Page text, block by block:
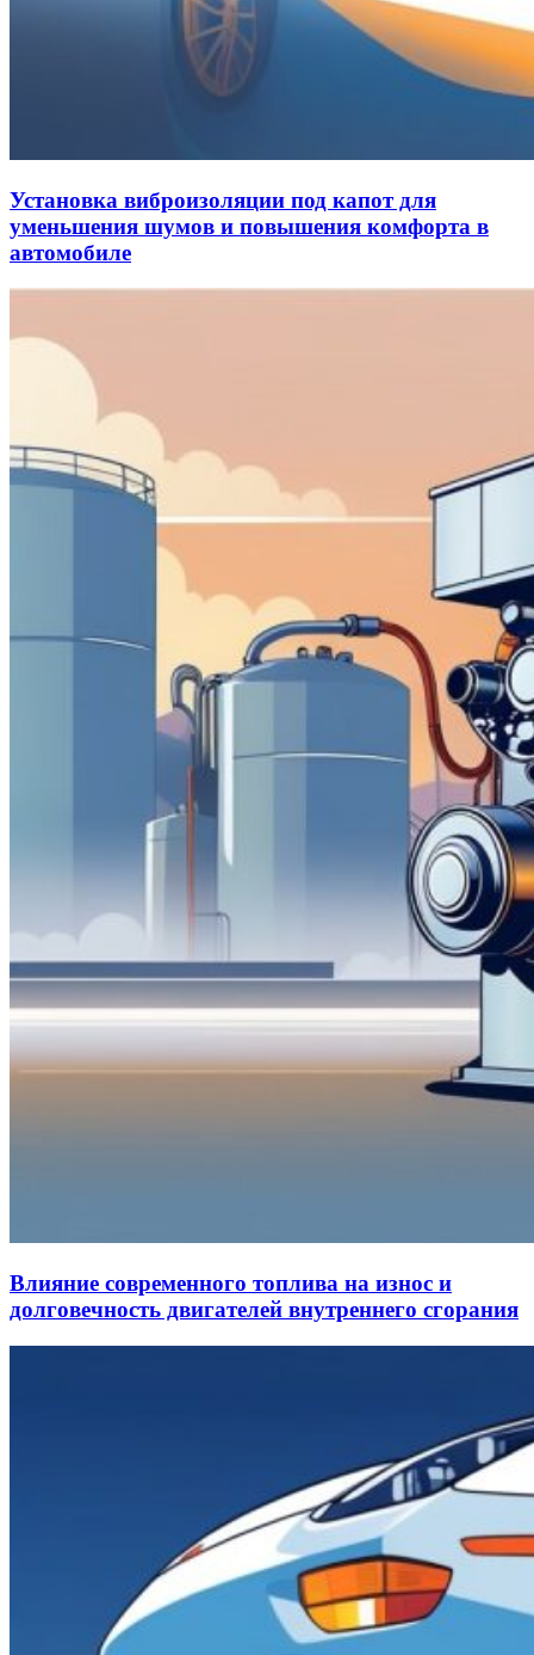
Установка виброизоляции под капот для
уменьшения шумов и повышения комфорта в
автомобиле
Влияние современного топлива на износ и
долговечность двигателей внутреннего сгорания